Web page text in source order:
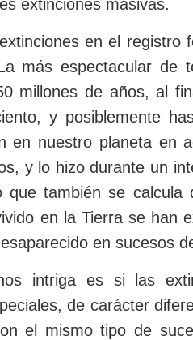
extinciones masivas.
en el registro
más espectacular
millones de años, al
y posiblemente
en nuestro planeta en
y lo hizo durante un
que también se
en la Tierra se han
en sucesos
intriga es si las
de carácter
el mismo tipo de